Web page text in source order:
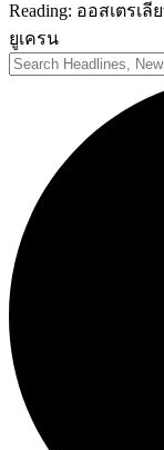
Reading: ออสเตรเ
ยูเครน